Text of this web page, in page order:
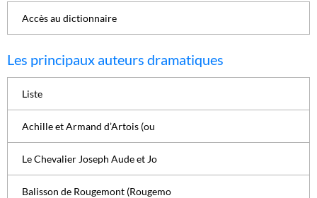
Accès au dictionnaire
Les principaux auteurs dramatiques
Liste
Achille et Armand d’Artois (ou
Le Chevalier Joseph Aude et Jo
Balisson de Rougemont (Rougemo